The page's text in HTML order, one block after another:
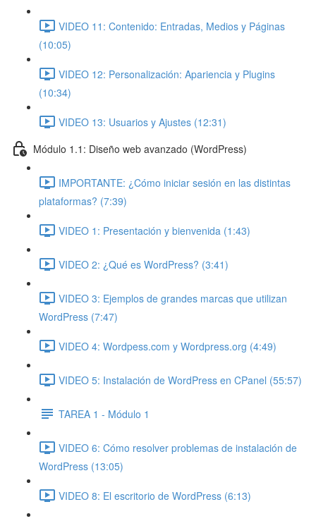
VIDEO 11: Contenido: Entradas, Medios y Páginas
(10:05)
VIDEO 12: Personalización: Apariencia y Plugins
(10:34)
VIDEO 13: Usuarios y Ajustes (12:31)
Módulo 1.1: Diseño web avanzado (WordPress)
IMPORTANTE: ¿Cómo iniciar sesión en las distintas
plataformas? (7:39)
VIDEO 1: Presentación y bienvenida (1:43)
VIDEO 2: ¿Qué es WordPress? (3:41)
VIDEO 3: Ejemplos de grandes marcas que utilizan
WordPress (7:47)
VIDEO 4: Wordpess.com y Wordpress.org (4:49)
VIDEO 5: Instalación de WordPress en CPanel (55:57)
TAREA 1 - Módulo 1
VIDEO 6: Cómo resolver problemas de instalación de
WordPress (13:05)
VIDEO 8: El escritorio de WordPress (6:13)